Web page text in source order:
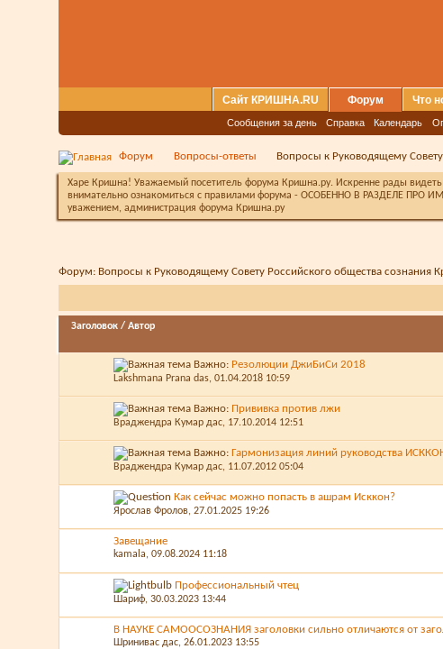
Сайт КРИШНА.RU Форум
Сообщения за день Справка Календарь
Что
Форум Вопросы-ответы Вопросы к Руководящему
Харе Кришна! Уважаемый посетитель форума Кришна.ру. Искренне рады видеть
внимательно ознакомиться с правилами форума - ОСОБЕННО В РАЗДЕЛЕ ПРО
уважением, администрация форума Кришна.ру
Форум: Вопросы к Руководящему Совету Российского общества сознания
Заголовок / Автор
Важно: Резолюции ДжиБиСи 2018
Lakshmana Prana das, 01.04.2018 10:59
Важно: Прививка против лжи
Враджендра Кумар дас, 17.10.2014 12:51
Важно: Гармонизация линий руководства
Враджендра Кумар дас, 11.07.2012 05:04
Как сейчас можно попасть в ашрам Исккон?
Ярослав Фролов, 27.01.2025 19:26
Завещание
kamala, 09.08.2024 11:18
Профессиональный чтец
Шариф, 30.03.2023 13:44
В НАУКЕ САМООСОЗНАНИЯ заголовки сильно отличаются от
Шринивас дас, 26.01.2023 13:55